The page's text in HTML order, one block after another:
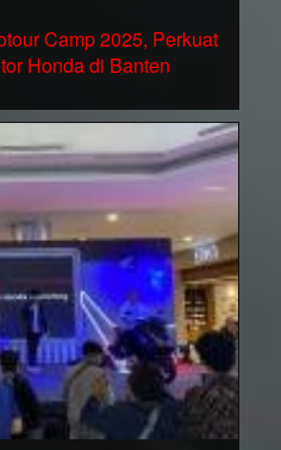
Camp 2025, Perkuat
Honda di Banten